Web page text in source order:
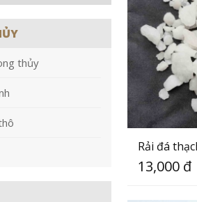
thủy
Rải đá
13,000 đ